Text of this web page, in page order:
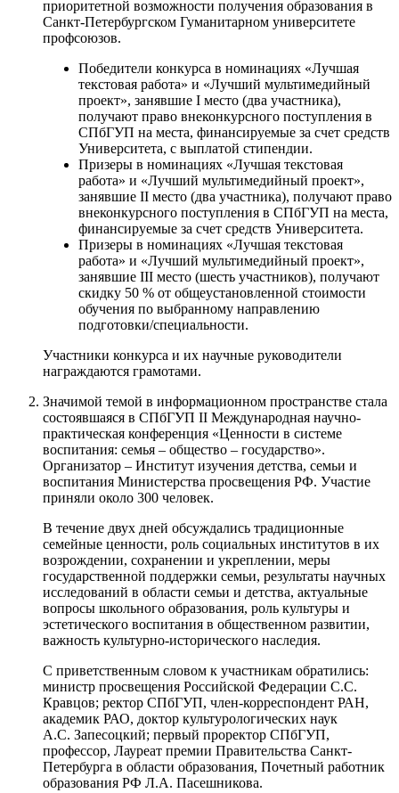
приоритетной возможности получения образования в
Санкт-Петербургском Гуманитарном университете
профсоюзов.
Победители конкурса в номинациях «Лучшая
текстовая работа» и «Лучший мультимедийный
проект», занявшие I место (два участника),
получают право внеконкурсного поступления в
СПбГУП на места, финансируемые за счет средств
Университета, с выплатой стипендии.
Призеры в номинациях «Лучшая текстовая
работа» и «Лучший мультимедийный проект»,
занявшие II место (два участника), получают право
внеконкурсного поступления в СПбГУП на места,
финансируемые за счет средств Университета.
Призеры в номинациях «Лучшая текстовая
работа» и «Лучший мультимедийный проект»,
занявшие III место (шесть участников), получают
скидку 50 % от общеустановленной стоимости
обучения по выбранному направлению
подготовки/специальности.
Участники конкурса и их научные руководители
награждаются грамотами.
Значимой темой в информационном пространстве стала
состоявшаяся в СПбГУП II Международная научно-
практическая конференция «Ценности в системе
воспитания: семья – общество – государство».
Организатор – Институт изучения детства, семьи и
воспитания Министерства просвещения РФ. Участие
приняли около 300 человек.
В течение двух дней обсуждались традиционные
семейные ценности, роль социальных институтов в их
возрождении, сохранении и укреплении, меры
государственной поддержки семьи, результаты научных
исследований в области семьи и детства, актуальные
вопросы школьного образования, роль культуры и
эстетического воспитания в общественном развитии,
важность культурно-исторического наследия.
С приветственным словом к участникам обратились:
министр просвещения Российской Федерации С.С.
Кравцов; ректор СПбГУП, член-корреспондент РАН,
академик РАО, доктор культурологических наук
А.С. Запесоцкий; первый проректор СПбГУП,
профессор, Лауреат премии Правительства Санкт-
Петербурга в области образования, Почетный работник
образования РФ Л.А. Пасешникова.